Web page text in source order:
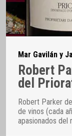
Mar Gavilán y
Robert
del
Robert Parker
de vinos (cada
apasionados del